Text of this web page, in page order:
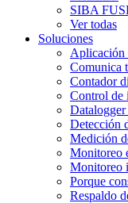
SIBA
Ver todas
Soluciones
Aplicación
Comunica
Contador
Control de
Detección
Medición
Monitoreo
Monitoreo
Porque
Respaldo